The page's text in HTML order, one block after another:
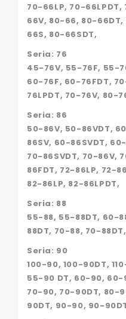
70-66LP, 70-
66V, 80-66, 80-
66S, 80-66SDT,
Seria: 76
45-76V, 55-76F, 55-
60-76F, 60-76FDT,
76LPDT, 70-76V, 80-
Seria: 86
50-86V, 50-86VDT,
86SV, 60-86SVDT,
70-86SVDT, 70-86V,
86FDT, 72-86LP, 72-
82-86LP, 82-86LPDT,
Seria: 88
55-88, 55-88DT, 60-
88DT, 70-88, 70-
Seria: 90
100-90, 100-90DT,
55-90 DT, 60-90,
70-90, 70-90DT, 80-
90DT, 90-90, 90-